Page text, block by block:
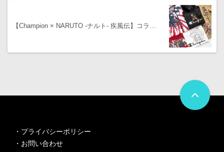
【Champion × NARUTO -ナルト- 疾風伝】コラ…
・ プライバシーポリシー
・ お問い合わせ